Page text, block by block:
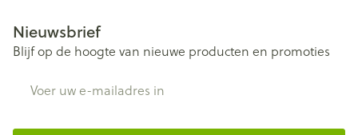
Nieuwsbrief
Blijf op de hoogte van nieuwe producten en promoties